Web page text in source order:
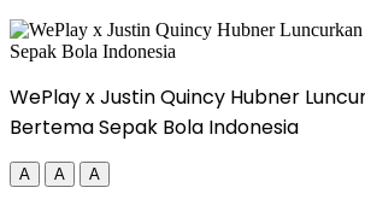
WePlay x Justin Quincy Hubner
Bertema Sepak Bola Indonesia
A A A